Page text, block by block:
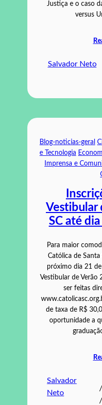
Justiça e o caso
versus
Salvador Neto
Blog-noticias-geral
e Tecnologia
Imprensa e
Vestibular
SC até
Para maior
Católica de
próximo dia 21
Vestibular de Verão
ser feitas
de taxa de R$
oportunidade a
Salvador
Neto
/
/